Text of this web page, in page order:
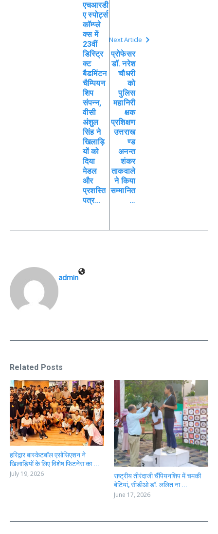
एचआरडी
ए स्पोर्ट्स
कॉम्प्ले
क्स में
23वीं
डिस्ट्रि
क्ट
बैडमिंटन
चैम्पियन
शिप
संपन्न,
वीसी
अंशुल
सिंह ने
खिलाड़ि
यों को
दिया
मेडल
और
प्रशस्ति
पत्र…
Next Article
प्रोफेसर
डॉ. नरेश
चौधरी
को
पुलिस
महानिरी
क्षक
प्रशिक्षण
उत्तराख
ण्ड
अनन्त
शंकर
ताकवाले
ने किया
सम्मानित
…
admin
Related Posts
हरिद्वार बास्केटबॉल एसोसिएशन ने
खिलाड़ियों के लिए विशेष फिटनेस का ...
July 19, 2026
राष्ट्रीय तीरंदाजी चैंपियनशिप में चमकी
बेटियां, सीडीओ डॉ. ललित ना ...
June 17, 2026